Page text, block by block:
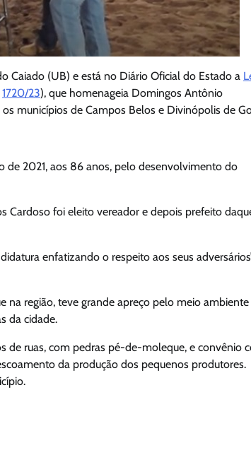
Caiado (UB) e está no Diário Oficial do Estado a
1720/23), que homenageia Domingos Antônio
municípios de Campos Belos e Divinópolis de
2021, aos 86 anos, pelo desenvolvimento do
Cardoso foi eleito vereador e depois prefeito
enfatizando o respeito aos seus
região, teve grande apreço pelo meio ambiente
da cidade.
de ruas, com pedras pé-de-moleque, e convênio
da produção dos pequenos produtores.